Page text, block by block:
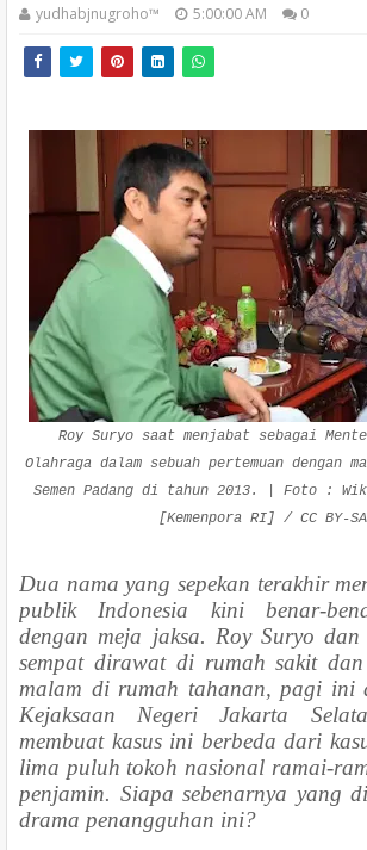
yudhabjnugroho™️ 5:00:00 AM 0
Roy Suryo saat menjabat sebagai
Olahraga dalam sebuah pertemuan dengan
Semen Padang di tahun 2013. | Foto :
[Kemenpora RI] / CC BY-
Dua nama yang sepekan terakhir
publik Indonesia kini benar-
dengan meja jaksa. Roy Suryo
sempat dirawat di rumah sakit
malam di rumah tahanan, pagi ini
Kejaksaan Negeri Jakarta
membuat kasus ini berbeda dari
lima puluh tokoh nasional ramai-
penjamin. Siapa sebenarnya yang
drama penangguhan ini?